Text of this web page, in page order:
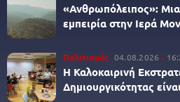
«Ανθρωπόλειπος»: Μια
εμπειρία στην Ιερά
Πολιτισμός 04.08.2026
Η Καλοκαιρινή
Δημιουργικότητας